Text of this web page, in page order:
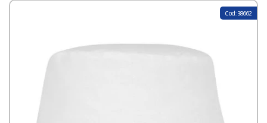
Cod: 38662